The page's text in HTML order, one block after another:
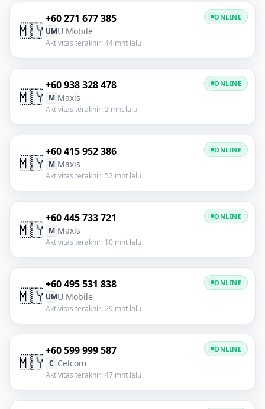
🇲🇾
+60 271 677 385
UMU Mobile
Aktivitas terakhir: 44 mnt lalu
ONLINE
🇲🇾
+60 938 328 478
M Maxis
Aktivitas terakhir: 2 mnt lalu
ONLINE
🇲🇾
+60 415 952 386
M Maxis
Aktivitas terakhir: 52 mnt lalu
ONLINE
🇲🇾
+60 445 733 721
M Maxis
Aktivitas terakhir: 10 mnt lalu
ONLINE
🇲🇾
+60 495 531 838
UMU Mobile
Aktivitas terakhir: 29 mnt lalu
ONLINE
🇲🇾
+60 599 999 587
C Celcom
Aktivitas terakhir: 47 mnt lalu
ONLINE